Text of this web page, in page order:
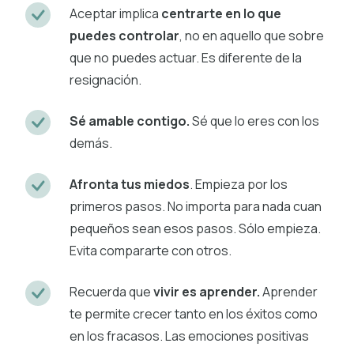
Aceptar implica centrarte en lo que
puedes controlar, no en aquello que sobre
que no puedes actuar. Es diferente de la
resignación.
Sé amable contigo.Sé que lo eres con los
demás.
Afronta tus miedos. Empieza por los
primeros pasos. No importa para nada cuan
pequeños sean esos pasos. Sólo empieza.
Evita compararte con otros.
Recuerda quevivir es aprender.Aprender
te permite crecer tanto en los éxitos como
en los fracasos. Las emociones positivas